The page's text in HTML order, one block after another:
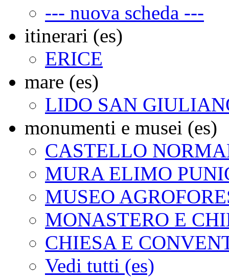
--- nuova scheda ---
itinerari (es)
ERICE
mare (es)
LIDO SAN
monumenti e musei (es)
CASTELLO
MURA ELIMO
MUSEO
MONASTERO E
CHIESA E
Vedi tutti (es)